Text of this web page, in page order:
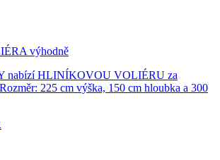
výhodně
nabízí HLINÍKOVOU VOLIÉRU za
225 cm výška, 150 cm hloubka a 300